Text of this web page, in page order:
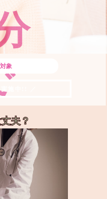
対象
施中!! ／
夫？